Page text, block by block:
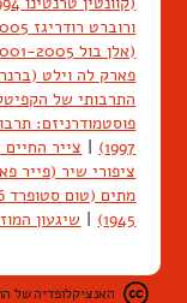
ורוברט רודריגז 2005)
(אלן בול 2001-2005)
פארק לה וילט (ברנרד
התרבותי של
1997)
| צייר החיים
ציפורי שיר (פייר פאולו
מתים (טום סטופרד 1966)
1945)
| שיגעון
האנציקלופדיה של